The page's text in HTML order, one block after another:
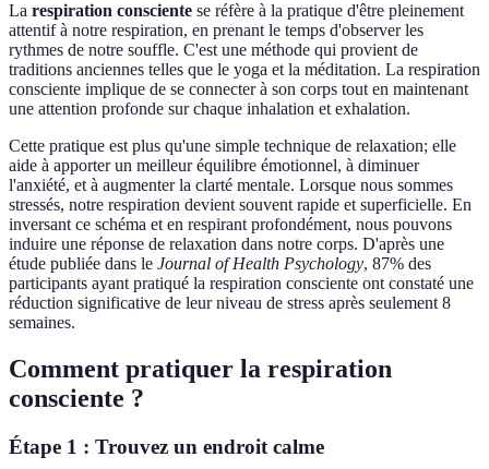
La respiration consciente se réfère à la pratique d'être pleinement
attentif à notre respiration, en prenant le temps d'observer les
rythmes de notre souffle. C'est une méthode qui provient de
traditions anciennes telles que le yoga et la méditation. La respiration
consciente implique de se connecter à son corps tout en maintenant
une attention profonde sur chaque inhalation et exhalation.
Cette pratique est plus qu'une simple technique de relaxation; elle
aide à apporter un meilleur équilibre émotionnel, à diminuer
l'anxiété, et à augmenter la clarté mentale. Lorsque nous sommes
stressés, notre respiration devient souvent rapide et superficielle. En
inversant ce schéma et en respirant profondément, nous pouvons
induire une réponse de relaxation dans notre corps. D'après une
étude publiée dans le Journal of Health Psychology, 87% des
participants ayant pratiqué la respiration consciente ont constaté une
réduction significative de leur niveau de stress après seulement 8
semaines.
Comment pratiquer la respiration
consciente ?
Étape 1 : Trouvez un endroit calme